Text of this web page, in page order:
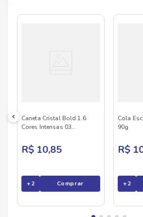
de produtos BIC, confira abaixo:
Caneta Cristal Bold 1.6
Cores Intensas 03
R$ 10,85
+2 Comprar
Cola
90g
R$
+2